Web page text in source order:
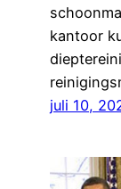
kantoor
juli 10,